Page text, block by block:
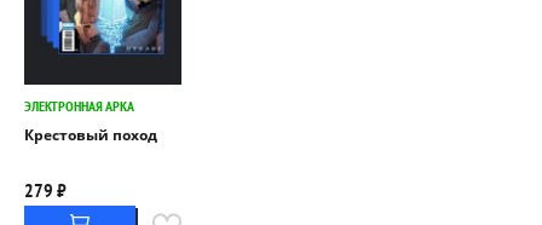
ЭЛЕКТРОННАЯ АРКА
Крестовый поход
279 ₽